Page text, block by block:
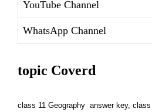
YouTube Channel
WhatsApp Channel
topic Coverd
class 11 Geography answer key,